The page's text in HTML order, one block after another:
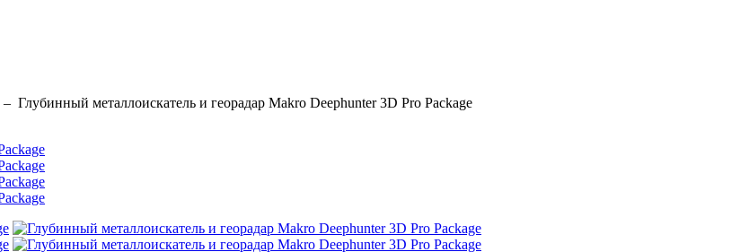
– Глубинный металлоискатель и георадар Makro Deephunter 3D Pro Package